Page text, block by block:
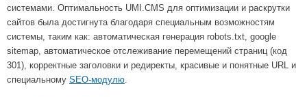
системами. Оптимальность UMI.CMS для оптимизации и раскрутки
сайтов была достигнута благодаря специальным возможностям
системы, таким как: автоматическая генерация robots.txt, google
sitemap, автоматическое отслеживание перемещений страниц (код
301), корректные заголовки и редиректы, красивые и понятные URL и
специальному SEO-модулю.